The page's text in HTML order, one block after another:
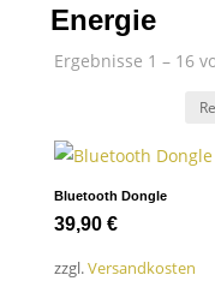
Energie
Ergebnisse 1 – 16
Bluetooth Dongle
39,90 €
zzgl.Versandkosten